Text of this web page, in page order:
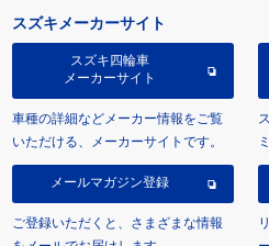
スズキメーカーサイト
スズキ四輪車
メーカーサイト
車種の詳細などメーカー情報をご覧
いただける、メーカーサイトです。
メールマガジン登録
ご登録いただくと、さまざまな情報